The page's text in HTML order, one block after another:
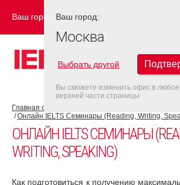
Ваш город: МОСКВА
Главная страница
Онлайн IELTS Семинары (Reading, Writing,
ОНЛАЙН IELTS СЕМИНАРЫ
WRITING, SPEAKING)
Как подготовиться к получению
Ваш город:
Москва
Выбрать другой
Вы сможете изменить офис в
верхней части страницы